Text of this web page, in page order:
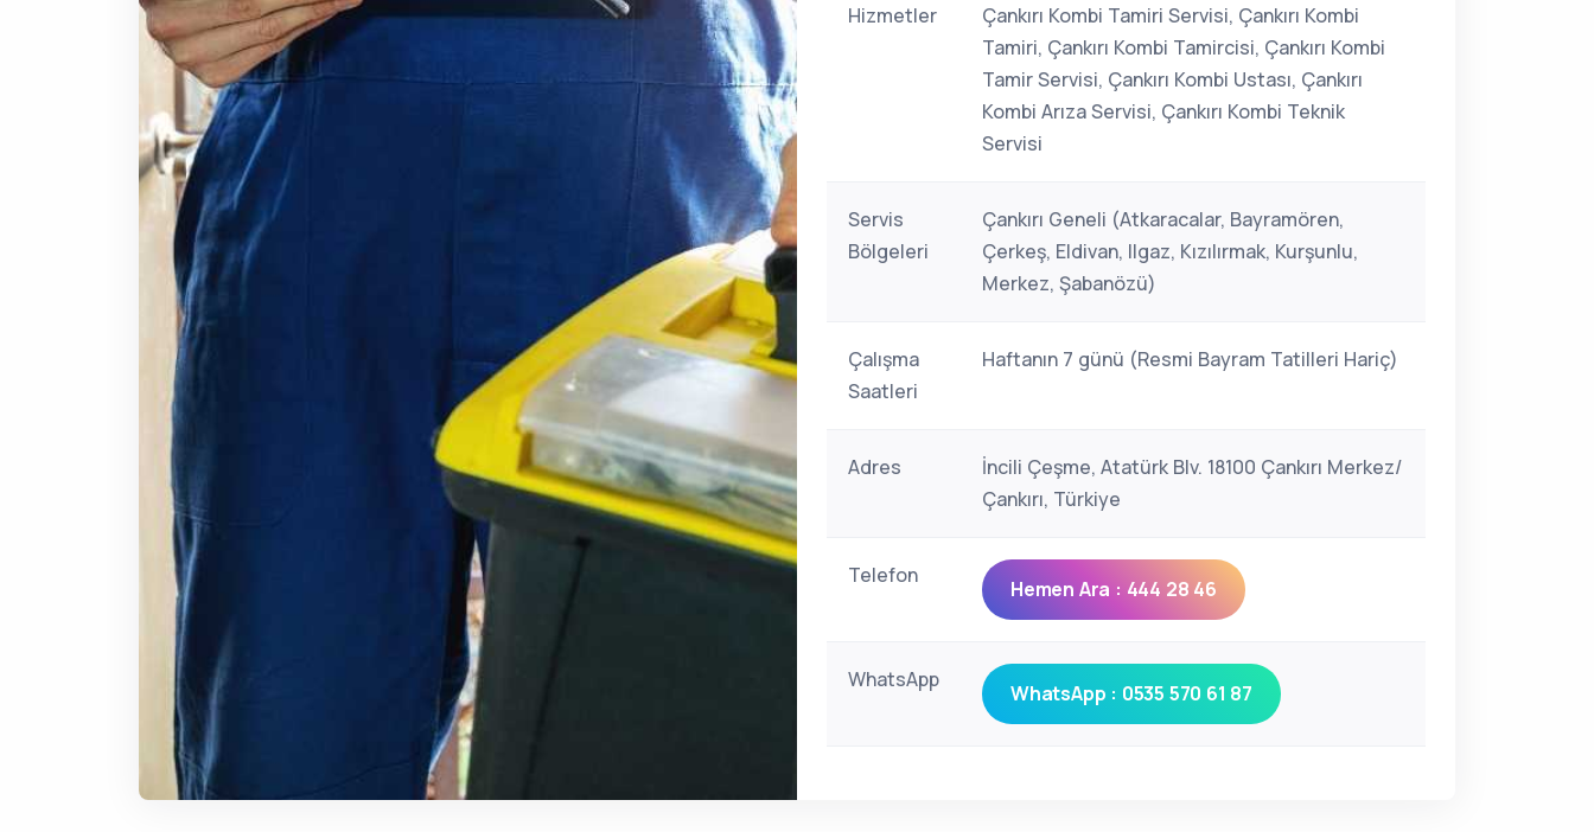
Hizmetler
Çankırı Kombi Tamiri Servisi, Çankırı Kombi
Tamiri, Çankırı Kombi Tamircisi, Çankırı Kombi
Tamir Servisi, Çankırı Kombi Ustası, Çankırı
Kombi Arıza Servisi, Çankırı Kombi Teknik
Servisi
Servis
Bölgeleri
Çankırı Geneli (Atkaracalar, Bayramören,
Çerkeş, Eldivan, Ilgaz, Kızılırmak, Kurşunlu,
Merkez, Şabanözü)
Çalışma
Saatleri
Haftanın 7 günü (Resmi Bayram Tatilleri Hariç)
Adres
İncili Çeşme, Atatürk Blv. 18100 Çankırı Merkez/
Çankırı, Türkiye
Telefon
Hemen Ara : 444 28 46
WhatsApp
WhatsApp : 0535 570 61 87